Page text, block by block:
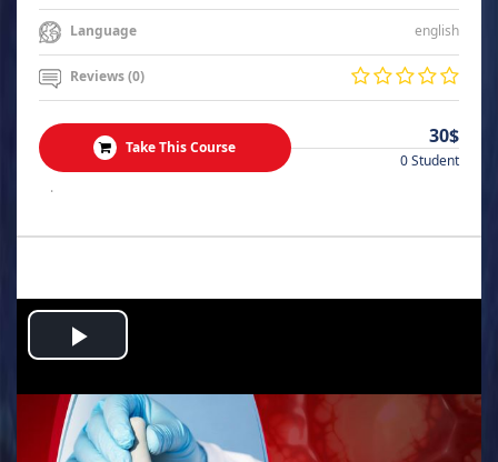
Language english
Reviews (0)
Take This Course 30$
0 Student
.
Play
Video